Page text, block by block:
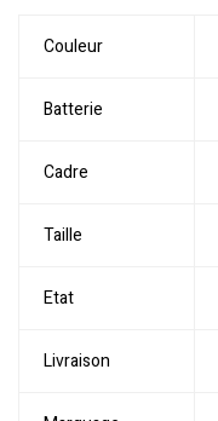
Couleur
Batterie
Cadre
Taille
Etat
Livraison